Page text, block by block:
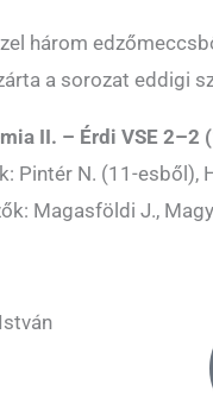
három
a sorozat eddigi
II. – Érdi VSE 2–2
Pintér N. (11-esből),
Magasföldi J.,